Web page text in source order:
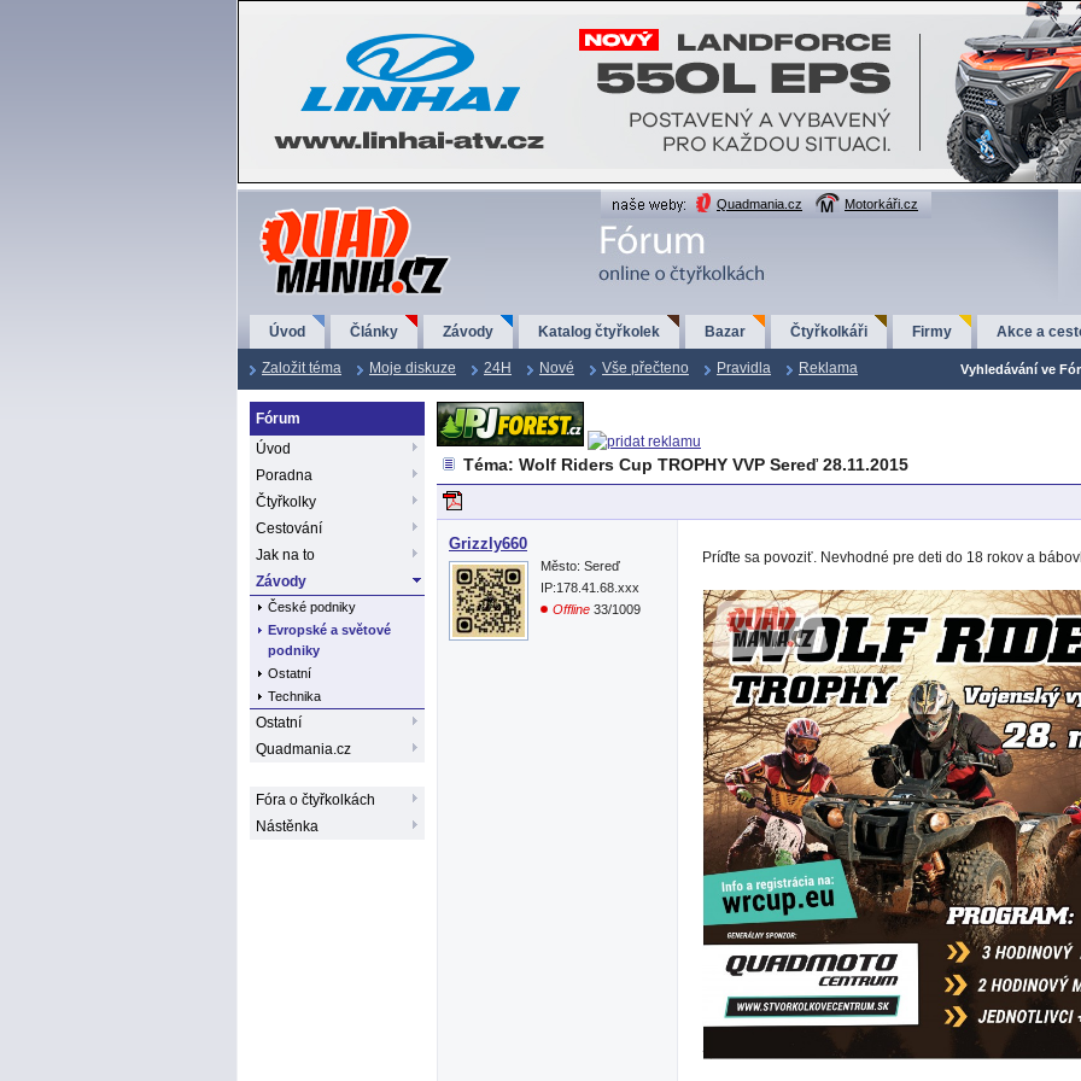
QuadMania.cz Quadmania.cz Motorkáři.cz
Úvod Články Závody Katalog čtyřkolek Bazar Čtyřkolkáři Firmy Akce a
Založit téma Moje diskuze 24H Nové Vše přečteno Pravidla Reklama Vyhledávání ve
Fórum
Úvod
Poradna
Čtyřkolky
Cestování
Jak na to
Závody
České podniky
Evropské a světové
podniky
Ostatní
Technika
Ostatní
Quadmania.cz
Fóra o čtyřkolkách
Nástěnka
Téma: Wolf Riders Cup TROPHY VVP Sereď 28.11.2015
Grizzly660
Město: Sereď
IP:178.41.68.xxx
Offline 33/1009
Príďte sa povoziť. Nevhodné pre deti do 18 rokov a